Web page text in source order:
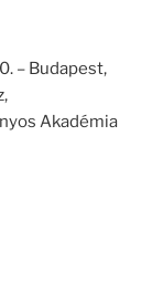
– Budapest,
Akadémia